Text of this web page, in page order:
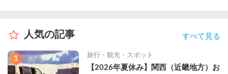
人気の記事 すべて見る
1 旅行・観光・スポット
【2026年夏休み】関西（近畿地方）お